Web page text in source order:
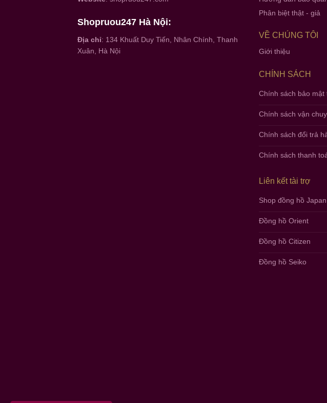
Shopruou247 Hà Nội:
Địa chỉ: 134 Khuất Duy Tiến, Nhân Chính, Thanh
Xuân, Hà Nội
Phân biệt thật - giả
VỀ CHÚNG TÔI
Giới thiệu
CHÍNH SÁCH
Chính sách bảo mật
Chính sách vận
Chính sách đổi trả
Chính sách thanh
Liên kết tài trợ
Shop đồng hồ Japan
Đồng hồ Orient
Đồng hồ Citizen
Đồng hồ Seiko